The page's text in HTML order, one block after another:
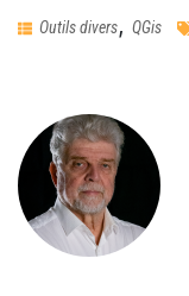
Outils divers, QGis